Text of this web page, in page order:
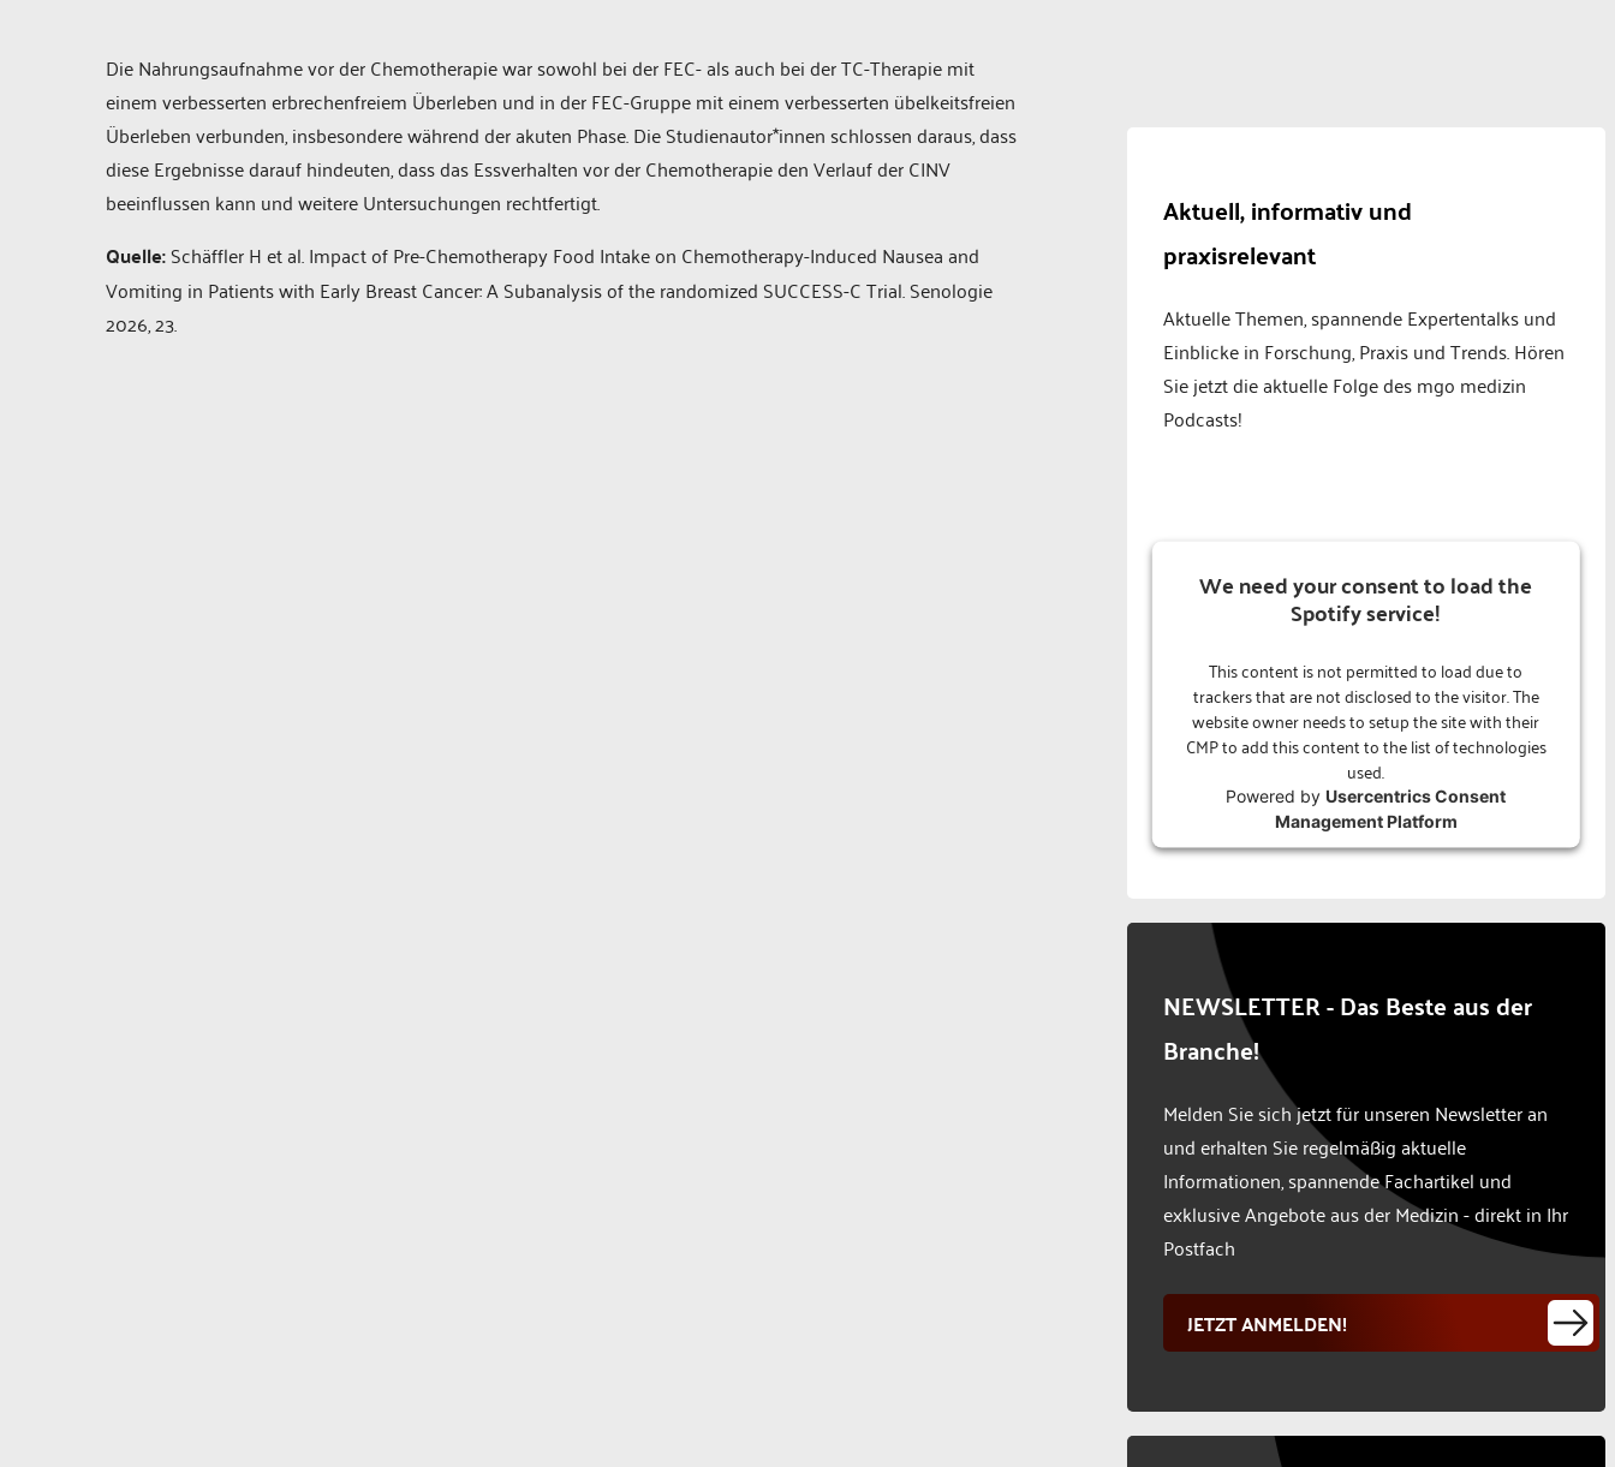
Die Nahrungsaufnahme vor der Chemotherapie war sowohl bei der FEC- als auch bei der TC-Therapie mit
einem verbesserten erbrechenfreiem Überleben und in der FEC-Gruppe mit einem verbesserten übelkeitsfreien
Überleben verbunden, insbesondere während der akuten Phase. Die Studienautor*innen schlossen daraus, dass
diese Ergebnisse darauf hindeuten, dass das Essverhalten vor der Chemotherapie den Verlauf der CINV
beeinflussen kann und weitere Untersuchungen rechtfertigt.
Quelle:Schäffler H et al. Impact of Pre-Chemotherapy Food Intake on Chemotherapy-Induced Nausea and
Vomiting in Patients with Early Breast Cancer: A Subanalysis of the randomized SUCCESS-C Trial. Senologie
2026, 23.
Aktuell, informativ und
praxisrelevant
Aktuelle Themen, spannende Expertentalks und
Einblicke in Forschung, Praxis und Trends. Hören
Sie jetzt die aktuelle Folge des mgo medizin
Podcasts!
We need your consent to load the
Spotify service!
This content is not permitted to load due to
trackers that are not disclosed to the visitor. The
website owner needs to setup the site with their
CMP to add this content to the list of technologies
used.
Powered byUsercentrics Consent
Management Platform
NEWSLETTER - Das Beste aus der
Branche!
Melden Sie sich jetzt für unseren Newsletter an
und erhalten Sie regelmäßig aktuelle
Informationen, spannende Fachartikel und
exklusive Angebote aus der Medizin - direkt in Ihr
Postfach
JETZT ANMELDEN!